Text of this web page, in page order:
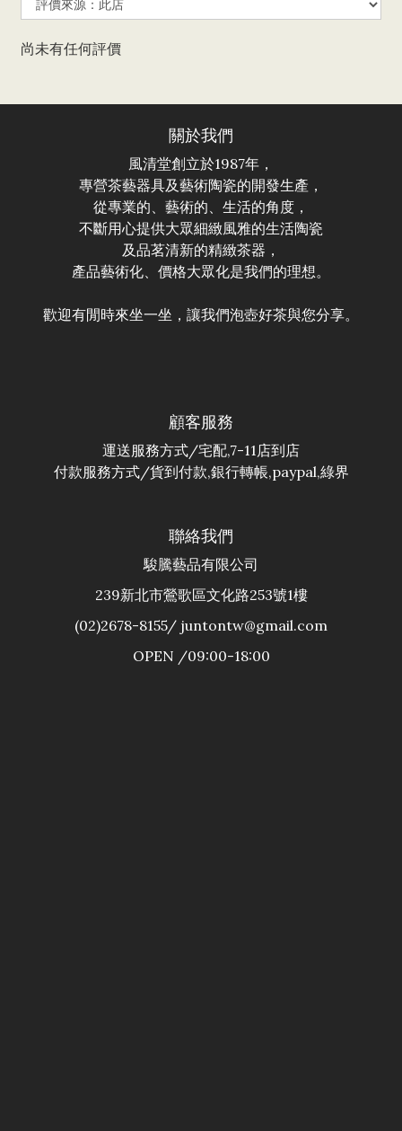
尚未有任何評價
關於我們
風清堂創立於1987年，
專營茶藝器具及藝術陶瓷的開發生產，
從專業的、藝術的、生活的角度，
不斷用心提供大眾細緻風雅的生活陶瓷
及品茗清新的精緻茶器，
產品藝術化、價格大眾化是我們的理想。
歡迎有閒時來坐一坐，讓我們泡壺好茶與您分享。
顧客服務
運送服務方式/宅配,7-11店到店
付款服務方式/貨到付款,銀行轉帳,paypal,綠界
聯絡我們
駿騰藝品有限公司
239新北市鶯歌區文化路253號1樓
(02)2678-8155/ juntontw@gmail.com
OPEN /09:00-18:00